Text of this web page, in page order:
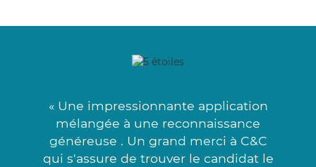
« Une impressionnante application
mélangée à une reconnaissance
généreuse . Un grand merci à C&C
qui s'assure de trouver le candidat le